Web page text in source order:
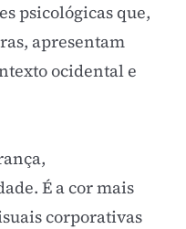
psicológicas que,
apresentam
ocidental e
É a cor mais
corporativas